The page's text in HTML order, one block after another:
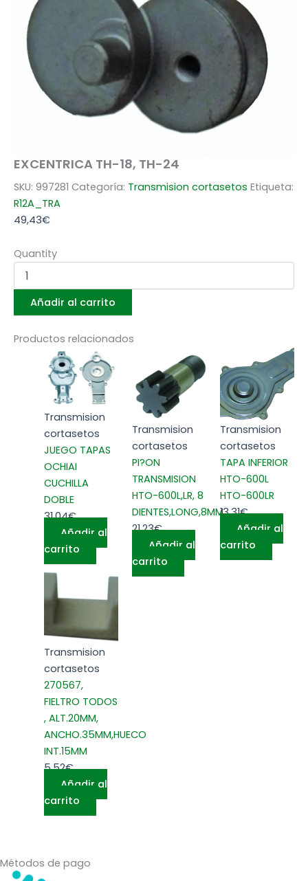
EXCENTRICA TH-18, TH-24
SKU: 997281 Categoría: Transmision cortasetos Etiqueta:
R12A_TRA
49,43€
Quantity
Añadir al carrito
Productos relacionados
Transmision
cortasetos
JUEGO TAPAS
OCHIAI
CUCHILLA
DOBLE
31,04€
Añadir al
carrito
Transmision
cortasetos
PI?ON
TRANSMISION
HTO-600L,LR, 8
DIENTES,LONG,8MM
21,23€
Añadir al
carrito
Transmision
cortasetos
TAPA INFERIOR
HTO-600L
HTO-600LR
13,31€
Añadir al
carrito
Transmision
cortasetos
270567,
FIELTRO TODOS
, ALT.20MM,
ANCHO.35MM,HUECO
INT.15MM
5,52€
Añadir al
carrito
Métodos de pago